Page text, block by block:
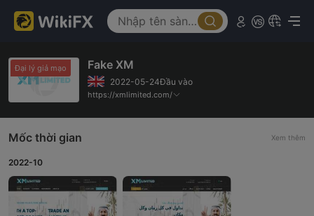
Đại lý giả mạo Fake XM
2022-05-24Đầu vào
https://xmlimited.com/
Mốc thời gian Xem thêm
2022-10